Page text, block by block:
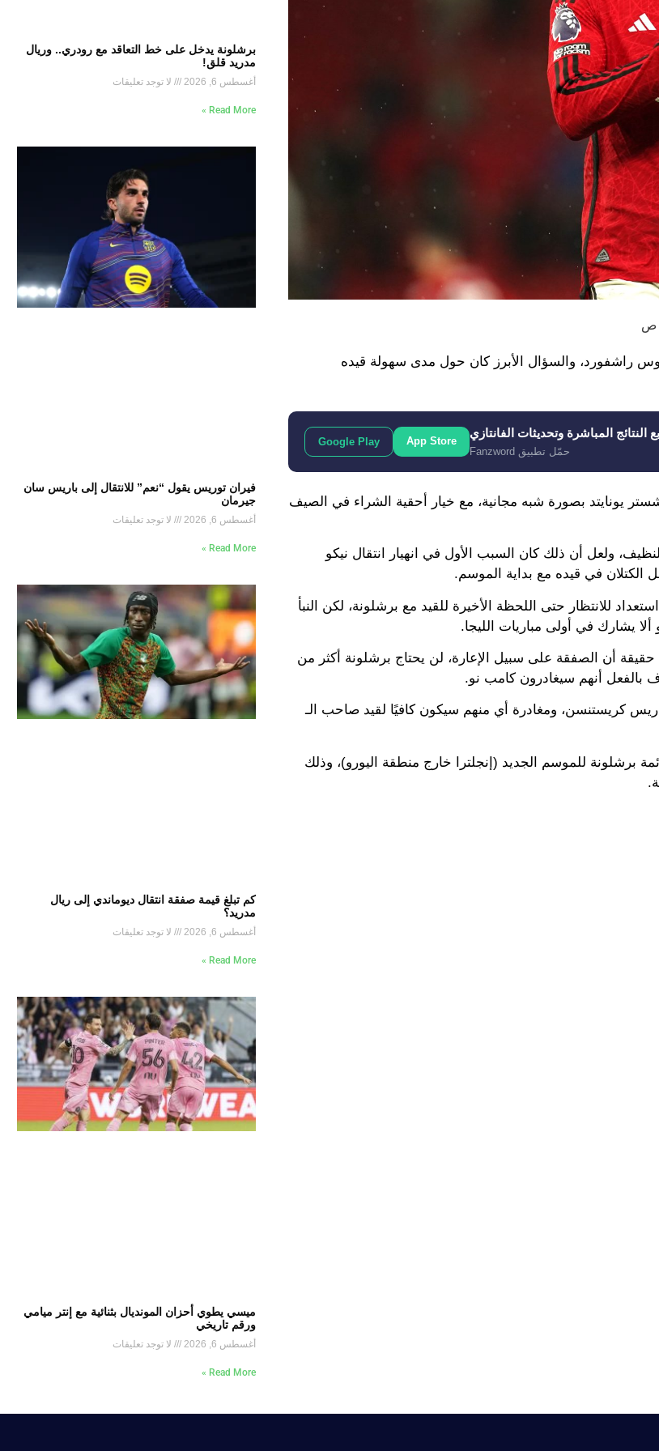
راشفورد، والسؤال الأبرز كان حول مدى سهولة قيده
النتائج المباشرة وتحديثات الفانتازي
حمّل تطبيق Fanzword
App Store
Google Play
يونايتد بصورة شبه مجانية، مع خيار أحقية الشراء في الصيف
ولعل أن ذلك كان السبب الأول في انهيار انتقال نيكو
الكتلان في قيده مع بداية الموسم.
للانتظار حتى اللحظة الأخيرة للقيد مع برشلونة، لكن النبأ
يشارك في أولى مباريات الليجا.
بتخفيض راتبه بنسبة تتراوح من 15 إلى 25%، بجانب حقيقة أن الصفقة على سبيل الإعارة، لن يحتاج برشلونة أكثر من
بالفعل أنهم سيغادرون كامب نو.
كريستنسن، ومغادرة أي منهم سيكون كافيًا لقيد صاحب الـ
برشلونة للموسم الجديد (إنجلترا خارج منطقة اليورو)، وذلك
برشلونة يدخل على خط التعاقد مع رودري.. وريال
مدريد قلق!
أغسطس 6, 2026 لا توجد تعليقات
Read More »
فيران توريس يقول “نعم” للانتقال إلى باريس سان
جيرمان
أغسطس 6, 2026 لا توجد تعليقات
Read More »
كم تبلغ قيمة صفقة انتقال ديوماندي إلى ريال
مدريد؟
أغسطس 6, 2026 لا توجد تعليقات
Read More »
ميسي يطوي أحزان المونديال بثنائية مع إنتر ميامي
ورقم تاريخي
أغسطس 6, 2026 لا توجد تعليقات
Read More »